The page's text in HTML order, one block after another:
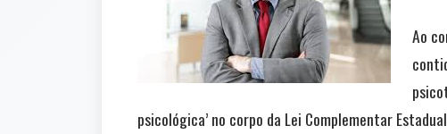
Ao
psicológica’ no corpo da Lei Complementar